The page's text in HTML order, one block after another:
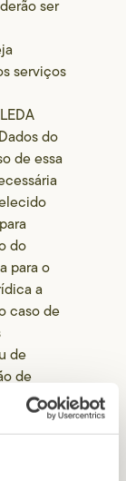
ser
serviços
do
de essa
do
para o
a
caso de
de
de
os